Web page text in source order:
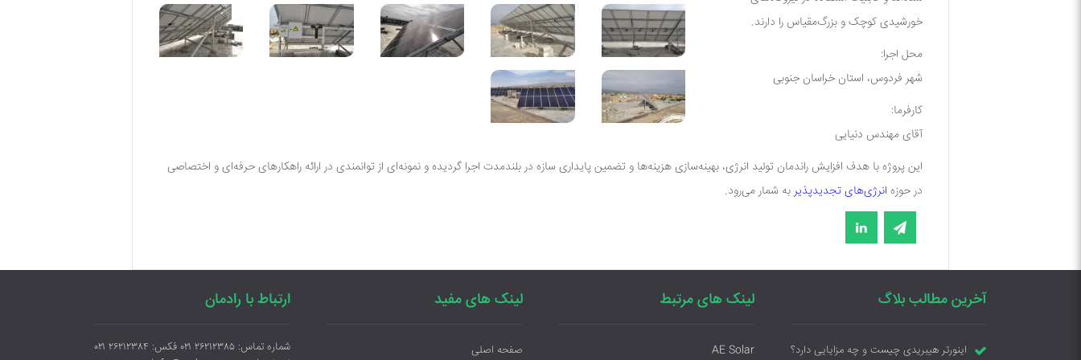
خورشیدی کوچک و بزرگ‌مقیاس را دارند.
محل اجرا:
شهر فردوس، استان خراسان جنوبی
کارفرما:
آقای مهندس دنیایی
این پروژه با هدف افزایش راندمان تولید انرژی، بهینه‌سازی هزینه‌ها و تضمین پایداری سازه در بلندمدت اجرا گردیده و نمونه‌ای از توانمندی در ارائه راهکارهای حرفه‌ای و اختصاصی
در حوزه انرژی‌های تجدیدپذیربه شمار می‌رود.
آخرین مطالب بلاگ
اینورتر هیبریدی چیست و چه مزایایی دارد؟
لینک های مرتبط
AE Solar
لینک های مفید
صفحه اصلی
ارتباط با رادمان
شماره تماس: ۲۶۲۱۲۳۸۵ ۰۲۱ فکس: ۲۶۲۱۲۳۸۴ ۰۲۱